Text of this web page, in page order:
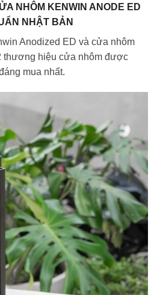
NHÔM KENWIN ANODE ED
NHẬT BẢN
Anodized ED và cửa nhôm
thương hiệu cửa nhôm được
mua nhất.